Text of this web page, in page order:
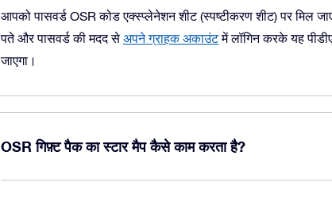
आपको पासवर्ड OSR कोड एक्स्प्लेनेशन शीट (स्पष्टीकरण शीट) पर मिल
पते और पासवर्ड की मदद से अपने ग्राहक अकाउंटमें लॉगिन करके यह
जाएगा।
OSR गिफ़्ट पैक का स्टार मैप कैसे काम करता है?